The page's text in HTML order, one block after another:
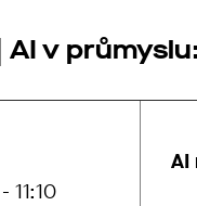
AI v
11:10
AI